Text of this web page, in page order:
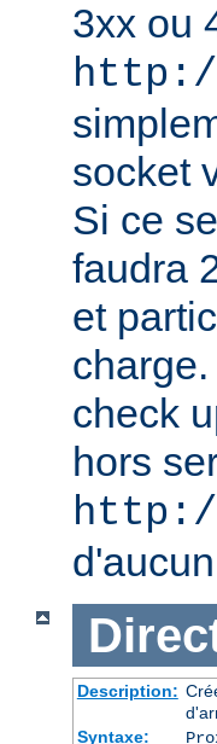
3xx ou
http://
socket
Si ce
faudra
et
check
hors
http://
Description:
Syntaxe: